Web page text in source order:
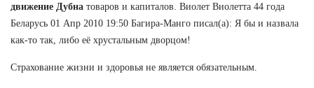
движение Дубна товаров и капиталов. Виолет Виолетта 44 года
Беларусь 01 Апр 2010 19:50 Багира-Манго писал(а): Я бы и назвала
как-то так, либо её хрустальным дворцом!
Страхование жизни и здоровья не является обязательным.